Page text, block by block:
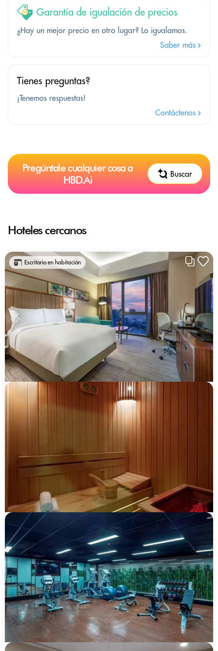
Garantía de igualación de precios
¿Hay un mejor precio en otro lugar? Lo igualamos.
Saber más
Tienes preguntas?
¡Tenemos respuestas!
Contáctenos
Pregúntale cualquier cosa a
HBD.Ai
Buscar
Hoteles cercanos
Escritorio en habitación